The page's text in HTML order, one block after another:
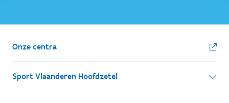
Onze centra
Sport Vlaanderen Hoofdzetel